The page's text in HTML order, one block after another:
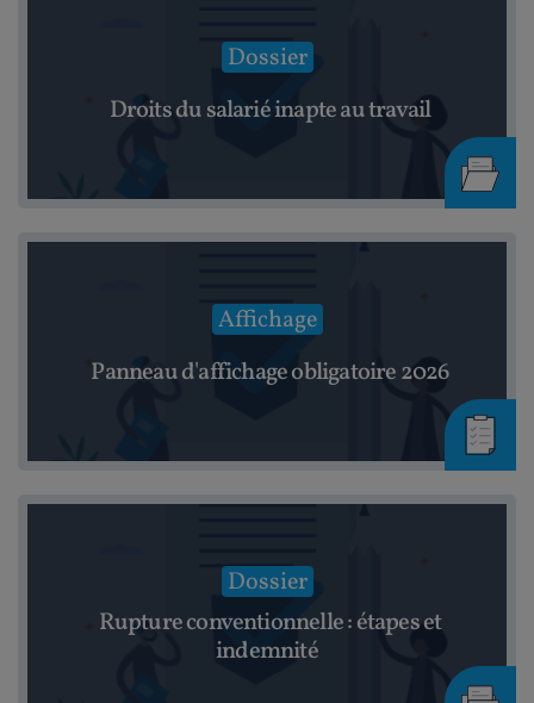
Dossier
Droits du salarié inapte au travail
Affichage
Panneau d'affichage obligatoire 2026
Dossier
Rupture conventionnelle : étapes et
indemnité